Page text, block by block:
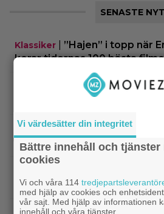
SENASTE
Klassiker
”Hajen” i topp när
korar tidernas 100 bästa
”Svärtan”-stjärnan
sina favoritserier: ”En av de
Streamingtips|Nu på Viaplay:
gapskratt” i oförutsägbar
från 2025 klättrar på
Vi värdesätter din integritet
Bättre innehåll och tjänster
cookies
Vi och våra 114
med hjälp av cookies och
vår sajt. Med hjälp av informationen
innehåll och våra tjänster.